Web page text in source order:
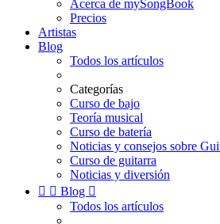
Acerca de mySongBook
Precios
Artistas
Blog
Todos los artículos
Categorías
Curso de bajo
Teoría musical
Curso de batería
Noticias y consejos sobre
Curso de guitarra
Noticias y diversión
  Blog 
Todos los artículos